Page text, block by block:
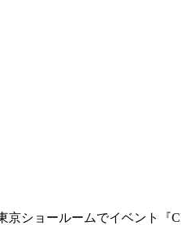
ショールームでイベント『